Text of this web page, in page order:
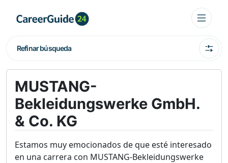
Refinar búsqueda
MUSTANG-
Bekleidungswerke GmbH.
& Co. KG
Estamos muy emocionados de que esté interesado
en una carrera con MUSTANG-Bekleidungswerke